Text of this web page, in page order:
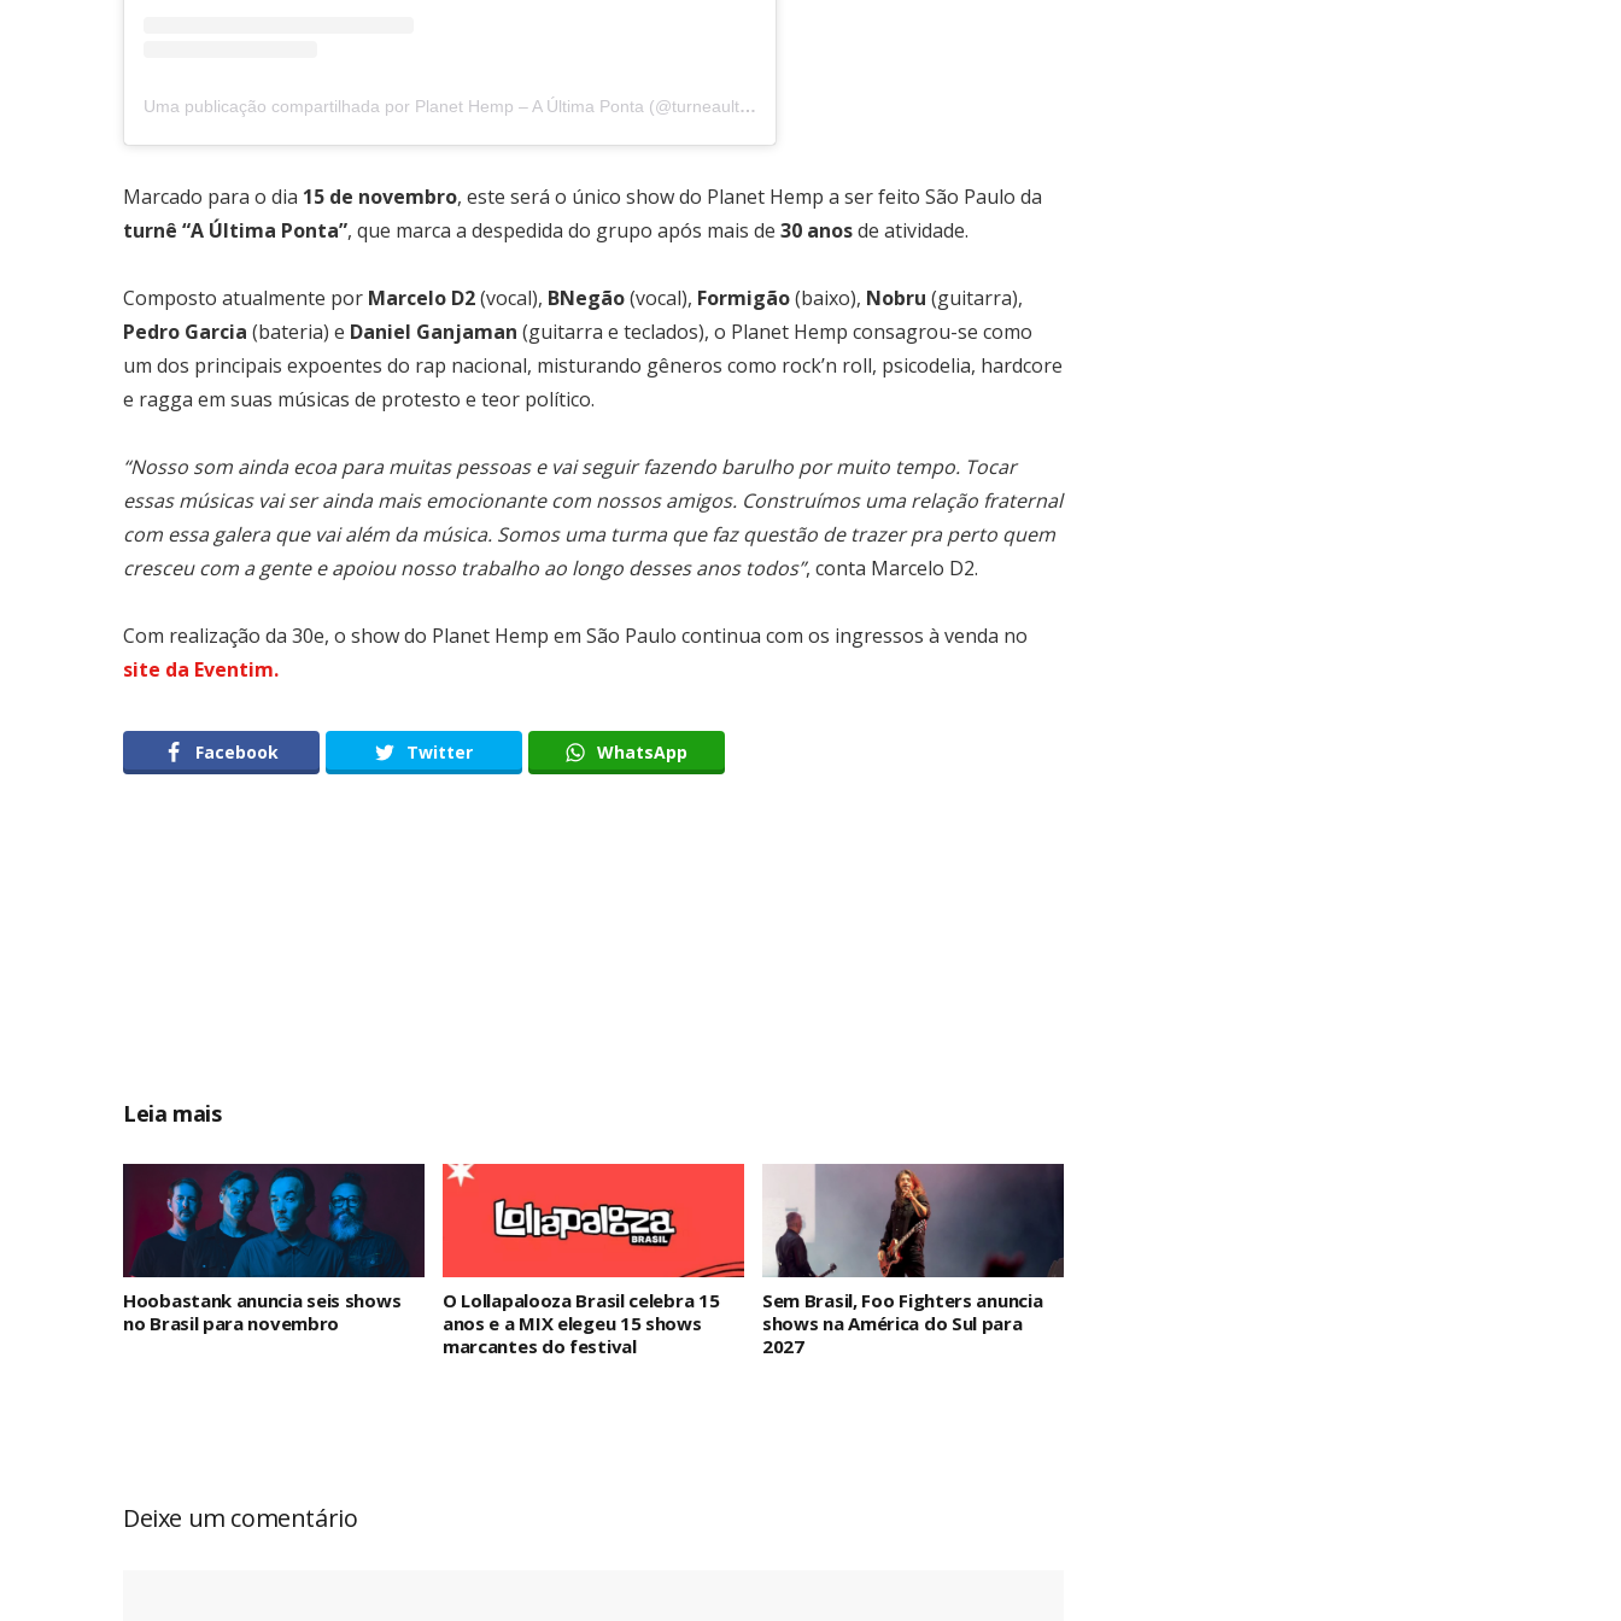
Uma publicação compartilhada por Planet Hemp – A Última Ponta (@turneaultimaponta)
Marcado para o dia 15 de novembro, este será o único show do Planet Hemp a ser feito São Paulo da
turnê “A Última Ponta”, que marca a despedida do grupo após mais de 30 anosde atividade.
Composto atualmente por Marcelo D2(vocal), BNegão(vocal), Formigão(baixo), Nobru (guitarra),
Pedro Garcia (bateria) e Daniel Ganjaman (guitarra e teclados), o Planet Hemp consagrou-se como
um dos principais expoentes do rap nacional, misturando gêneros como rock’n roll, psicodelia, hardcore
e ragga em suas músicas de protesto e teor político.
“Nosso som ainda ecoa para muitas pessoas e vai seguir fazendo barulho por muito tempo. Tocar
essas músicas vai ser ainda mais emocionante com nossos amigos. Construímos uma relação fraternal
com essa galera que vai além da música. Somos uma turma que faz questão de trazer pra perto quem
cresceu com a gente e apoiou nosso trabalho ao longo desses anos todos”, conta Marcelo D2.
Com realização da 30e, o show do Planet Hemp em São Paulo continua com os ingressos à venda no
site da Eventim.
Facebook Twitter WhatsApp
Leia mais
Hoobastank anuncia seis shows
no Brasil para novembro
O Lollapalooza Brasil celebra 15
anos e a MIX elegeu 15 shows
marcantes do festival
Sem Brasil, Foo Fighters anuncia
shows na América do Sul para
2027
Deixe um comentário